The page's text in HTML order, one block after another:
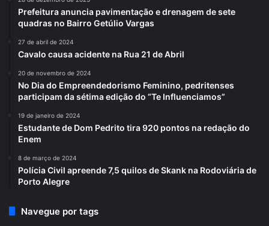
Prefeitura anuncia pavimentação e drenagem de sete
quadras no Bairro Getúlio Vargas
27 de abril de 2024
Cavalo causa acidente na Rua 21 de Abril
20 de novembro de 2024
No Dia do Empreendedorismo Feminino, pedritenses
participam da sétima edição do “Te Influenciamos”
19 de janeiro de 2024
Estudante de Dom Pedrito tira 920 pontos na redação do
Enem
8 de março de 2024
Polícia Civil apreende 7,5 quilos de Skank na Rodoviária de
Porto Alegre
Navegue por tags